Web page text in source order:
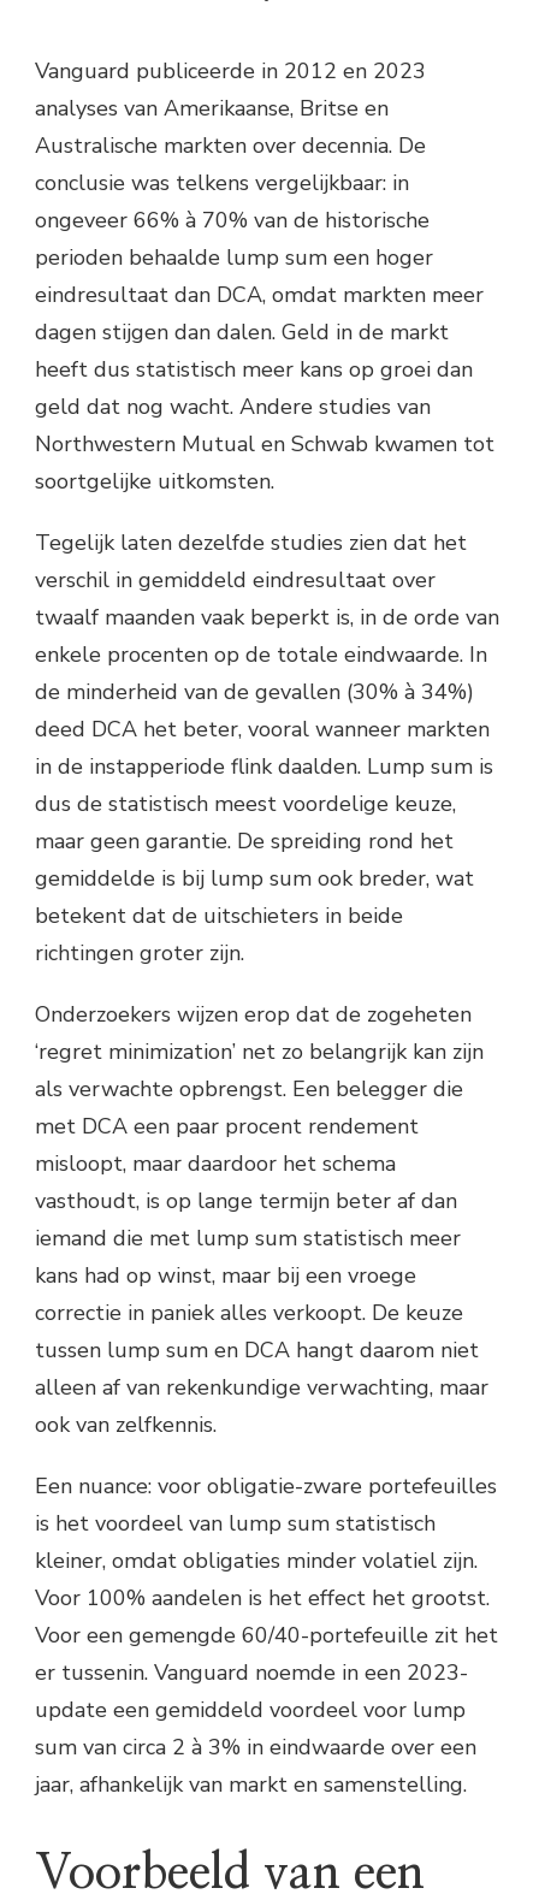
Vanguard publiceerde in 2012 en 2023
analyses van Amerikaanse, Britse en
Australische markten over decennia. De
conclusie was telkens vergelijkbaar: in
ongeveer 66% à 70% van de historische
perioden behaalde lump sum een hoger
eindresultaat dan DCA, omdat markten meer
dagen stijgen dan dalen. Geld in de markt
heeft dus statistisch meer kans op groei dan
geld dat nog wacht. Andere studies van
Northwestern Mutual en Schwab kwamen tot
soortgelijke uitkomsten.
Tegelijk laten dezelfde studies zien dat het
verschil in gemiddeld eindresultaat over
twaalf maanden vaak beperkt is, in de orde van
enkele procenten op de totale eindwaarde. In
de minderheid van de gevallen (30% à 34%)
deed DCA het beter, vooral wanneer markten
in de instapperiode flink daalden. Lump sum is
dus de statistisch meest voordelige keuze,
maar geen garantie. De spreiding rond het
gemiddelde is bij lump sum ook breder, wat
betekent dat de uitschieters in beide
richtingen groter zijn.
Onderzoekers wijzen erop dat de zogeheten
‘regret minimization’ net zo belangrijk kan zijn
als verwachte opbrengst. Een belegger die
met DCA een paar procent rendement
misloopt, maar daardoor het schema
vasthoudt, is op lange termijn beter af dan
iemand die met lump sum statistisch meer
kans had op winst, maar bij een vroege
correctie in paniek alles verkoopt. De keuze
tussen lump sum en DCA hangt daarom niet
alleen af van rekenkundige verwachting, maar
ook van zelfkennis.
Een nuance: voor obligatie-zware portefeuilles
is het voordeel van lump sum statistisch
kleiner, omdat obligaties minder volatiel zijn.
Voor 100% aandelen is het effect het grootst.
Voor een gemengde 60/40-portefeuille zit het
er tussenin. Vanguard noemde in een 2023-
update een gemiddeld voordeel voor lump
sum van circa 2 à 3% in eindwaarde over een
jaar, afhankelijk van markt en samenstelling.
Voorbeeld van een